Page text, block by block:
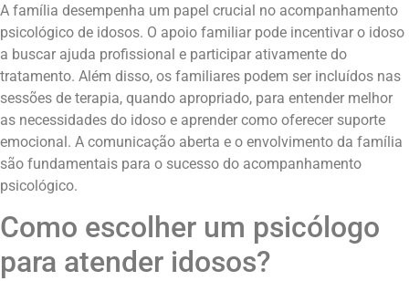
A família desempenha um papel crucial no acompanhamento
psicológico de idosos. O apoio familiar pode incentivar o idoso
a buscar ajuda profissional e participar ativamente do
tratamento. Além disso, os familiares podem ser incluídos nas
sessões de terapia, quando apropriado, para entender melhor
as necessidades do idoso e aprender como oferecer suporte
emocional. A comunicação aberta e o envolvimento da família
são fundamentais para o sucesso do acompanhamento
psicológico.
Como escolher um psicólogo
para atender idosos?